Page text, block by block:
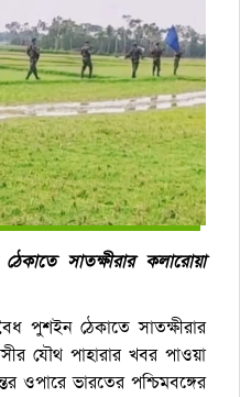
সাতক্ষীরার কলারোয়া
পুশইন ঠেকাতে সাতক্ষীরার
যৌথ পাহারার খবর পাওয়া
ওপারে ভারতের পশ্চিমবঙ্গের